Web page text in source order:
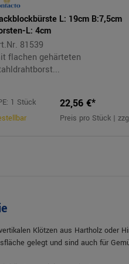
L: 19cm B:7,5cm
L: 4cm
81539
flachen gehärteten
1 Stück
22,56 €*
Preis pro Stück |
Klötzen aus Hartholz oder
gelegt und sind auch für